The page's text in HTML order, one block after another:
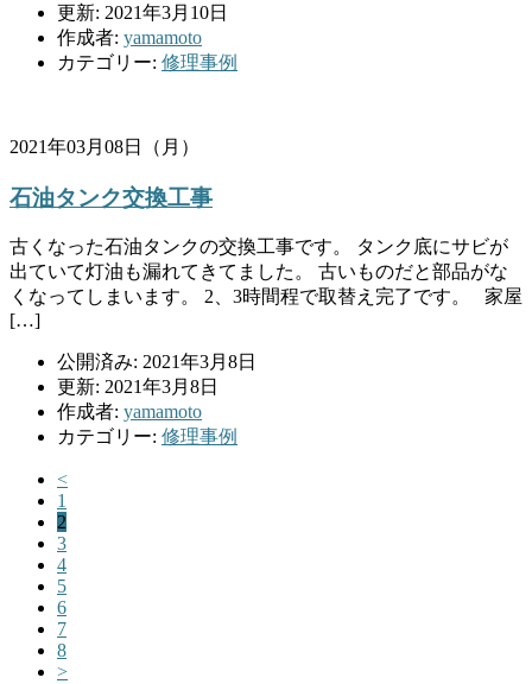
更新: 2021年3月10日
作成者: yamamoto
カテゴリー: 修理事例
2021年03月08日（月）
石油タンク交換工事
古くなった石油タンクの交換工事です。 タンク底にサビが
出ていて灯油も漏れてきてました。 古いものだと部品がな
くなってしまいます。 2、3時間程で取替え完了です。 家屋
[…]
公開済み: 2021年3月8日
更新: 2021年3月8日
作成者: yamamoto
カテゴリー: 修理事例
<
1
2
3
4
5
6
7
8
>